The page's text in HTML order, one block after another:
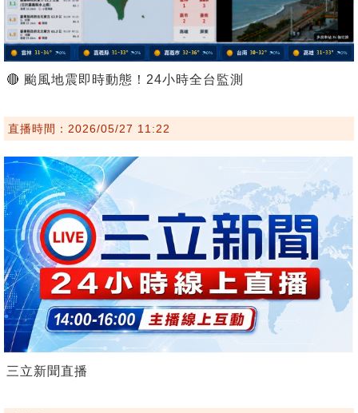
🔴 颱風地震即時動態！24小時全台監測
直播時間：2026/05/27 11:22
三立新聞直播